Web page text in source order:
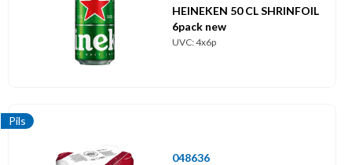
HEINEKEN 50 CL SHRINFOIL
6pack new
UVC: 4x6p
Pils
048636